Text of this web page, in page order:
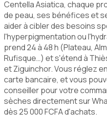
Centella Asiatica, chaque
de peau, ses bénéfices et
aider à cibler des besoins
l'hyperpigmentation ou
prend 24 à 48 h (Plateau,
Rufisque…) et s'étend à
et Ziguinchor. Vous réglez
carte bancaire, et vous
conseiller pour votre
sèches directement sur
dès 25 000 FCFA d'achats.